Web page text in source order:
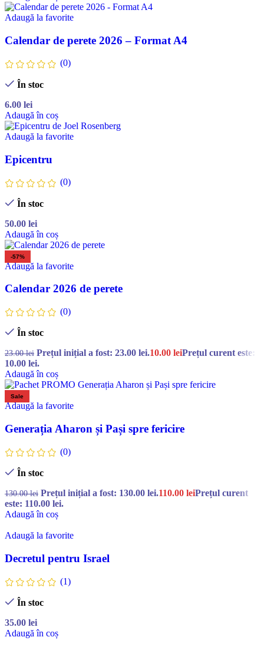
Adaugă la favorite
Calendar de perete 2026 – Format A4
(0)
În stoc
6.00 lei
Adaugă în coș
Adaugă la favorite
Epicentru
(0)
În stoc
50.00 lei
Adaugă în coș
-57%
Adaugă la favorite
Calendar 2026 de perete
(0)
În stoc
23.00lei Prețul inițial a fost: 23.00 lei.10.00 leiPrețul curent este:
10.00 lei.
Adaugă în coș
Sale
Adaugă la favorite
Generația Aharon și Pași spre fericire
(0)
În stoc
130.00lei Prețul inițial a fost: 130.00 lei.110.00 leiPrețul curent
este: 110.00 lei.
Adaugă în coș
Adaugă la favorite
Decretul pentru Israel
(1)
În stoc
35.00 lei
Adaugă în coș